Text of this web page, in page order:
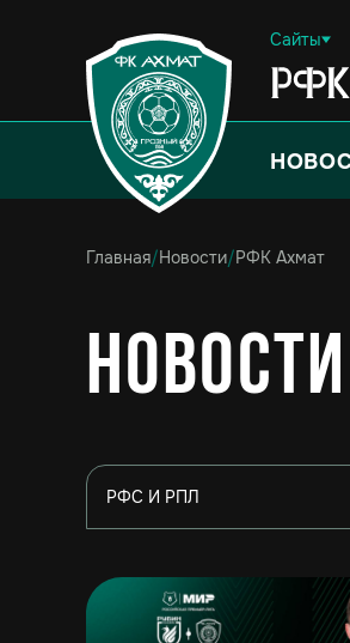
Сайты
Главная/Новости/РФК Ахмат
РФС И РПЛ